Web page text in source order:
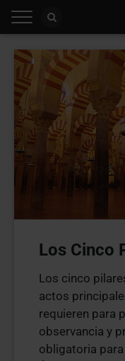
Los Cinco
Los cinco
actos
requieren para
observancia y
obligatoria